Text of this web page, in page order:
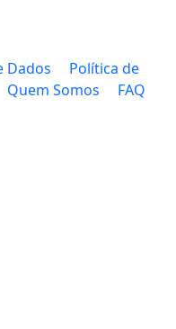
Dados
Política de
Quem Somos FAQ